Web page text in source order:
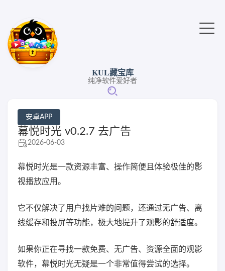
KUL藏宝库
纯净软件爱好者
安卓APP
幕悦时光 v0.2.7 去广告
2026-06-03
幕悦时光是一款资源丰富、操作简便且体验极佳的影
视播放应用。
它不仅解决了用户找片难的问题，还通过无广告、离
线缓存和投屏等功能，极大地提升了观影的舒适度。
如果你正在寻找一款免费、无广告、资源全面的观影
软件，幕悦时光无疑是一个非常值得尝试的选择。